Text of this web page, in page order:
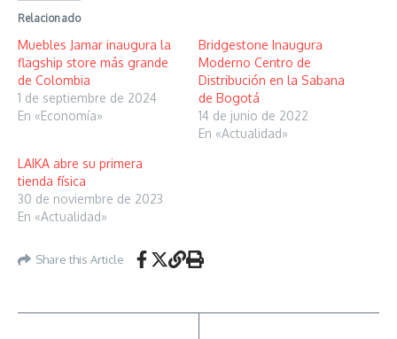
Relacionado
Muebles Jamar inaugura la
flagship store más grande
de Colombia
1 de septiembre de 2024
En «Economía»
Bridgestone Inaugura
Moderno Centro de
Distribución en la Sabana
de Bogotá
14 de junio de 2022
En «Actualidad»
LAIKA abre su primera
tienda física
30 de noviembre de 2023
En «Actualidad»
Share this Article